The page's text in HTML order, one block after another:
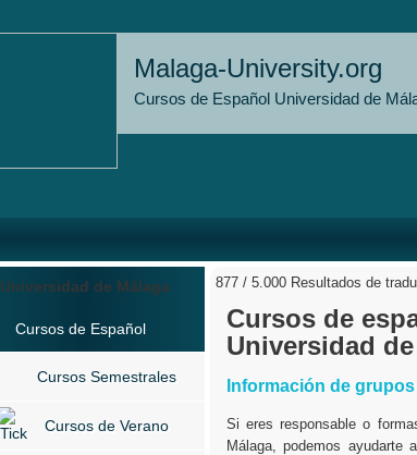
Malaga-University.org
Cursos de Español Universidad de
Universidad de Málaga
Cursos de Español
Cursos Semestrales
Cursos de Verano
877 / 5.000 Resultados de
Cursos de
Universidad
Información de grupos
Si eres responsable o
Málaga, podemos ayudarte